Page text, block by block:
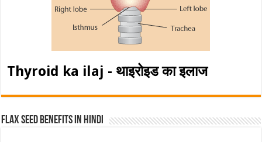
Thyroid ka ilaj - थाइरोइड का इलाज
Flax Seed Benefits in hindi